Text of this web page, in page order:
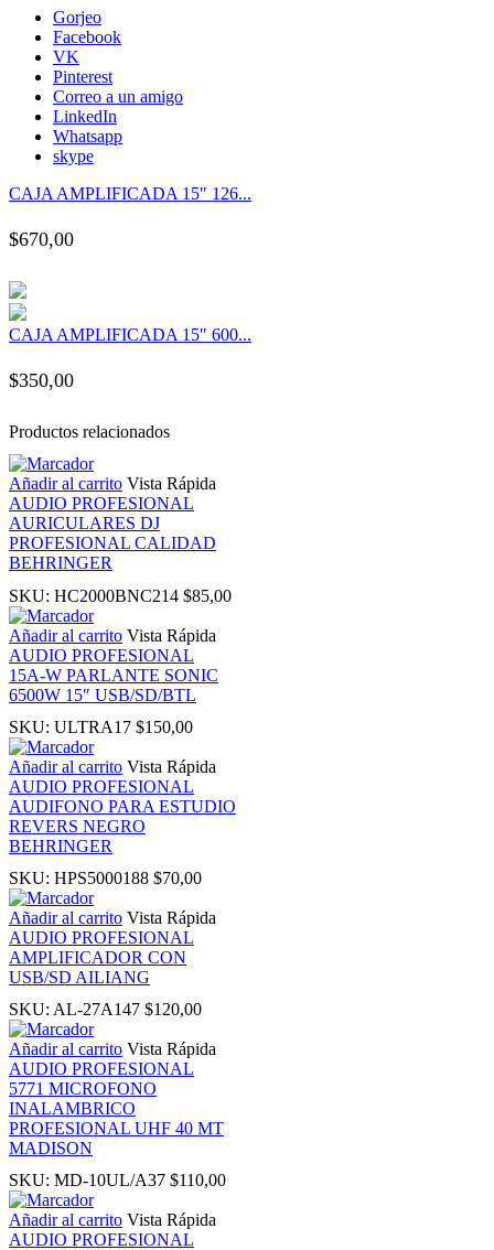
panel
panel
panel
panel
panel
panel
panel
Panel
Panel
Panel
Panel
panel
panel
Gorjeo
Facebook
VK
Pinterest
Correo a un amigo
LinkedIn
Whatsapp
skype
CAJA AMPLIFICADA 15″ 126...
$670,00
CAJA AMPLIFICADA 15″ 600...
$350,00
Productos relacionados
Añadir al carrito Vista Rápida
AUDIO PROFESIONAL
AURICULARES DJ
PROFESIONAL CALIDAD
BEHRINGER
SKU: HC2000BNC214 $85,00
Añadir al carrito Vista Rápida
AUDIO PROFESIONAL
15A-W PARLANTE SONIC
6500W 15″ USB/SD/BTL
SKU: ULTRA17 $150,00
Añadir al carrito Vista Rápida
AUDIO PROFESIONAL
AUDIFONO PARA ESTUDIO
REVERS NEGRO
BEHRINGER
SKU: HPS5000188 $70,00
Añadir al carrito Vista Rápida
AUDIO PROFESIONAL
AMPLIFICADOR CON
USB/SD AILIANG
SKU: AL-27A147 $120,00
Añadir al carrito Vista Rápida
AUDIO PROFESIONAL
5771 MICROFONO
INALAMBRICO
PROFESIONAL UHF 40 MT
MADISON
SKU: MD-10UL/A37 $110,00
Añadir al carrito Vista Rápida
AUDIO PROFESIONAL